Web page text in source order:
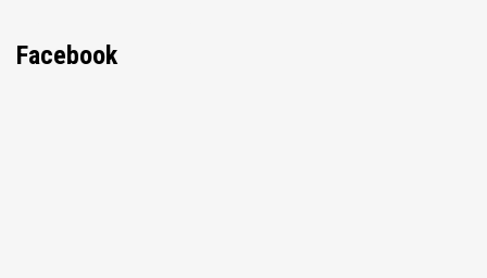
Facebook